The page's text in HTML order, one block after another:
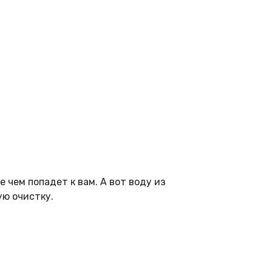
чем попадет к вам. А вот воду из
очистку.